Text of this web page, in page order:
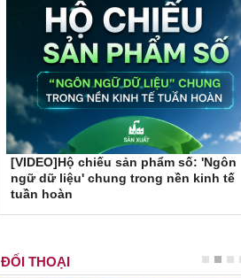
[VIDEO]Hộ chiếu sản phẩm số: 'Ngôn
ngữ dữ liệu' chung trong nền kinh tế
tuần hoàn
ĐỐI THOẠI